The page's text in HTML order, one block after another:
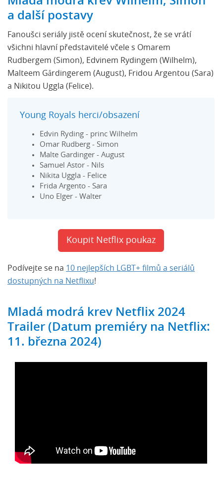
a další postavy
Fanoušci seriály jistě ocení skutečnost, že se vrátí
všichni hlavní představitelé včele s Omarem
Rudbergem (Simon), Edvinem Rydingem (Wilhelm),
Malteem Gårdingerem (August), Fridou Argentou (Sara)
a Nikitou Uggla (Felice).
Young Royals herci/obsazení
Edvin Ryding - princ Wilhelm
Omar Rudberg - Simon
Malte Gardinger - August
Samuel Astor - Nils
Nikita Uggla - Felice
Frida Argento - Sara
Uno Elger - Walter
Koupit Netflix poukaz
Podívejte se na 10 nejlepších LGBT+ filmů a seriálů
dostupných na Netflixu!
Mladá modrá krev Netflix 2024
Trailer (Datum premiéry na Netflix:
11. března 2024)